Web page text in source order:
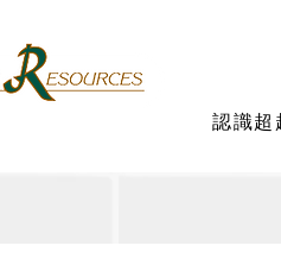
認識超